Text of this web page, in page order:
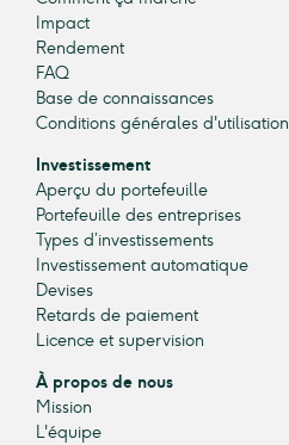
Impact
Rendement
FAQ
Base de connaissances
Conditions générales d'utilisation
Investissement
Aperçu du portefeuille
Portefeuille des entreprises
Types d’investissements
Investissement automatique
Devises
Retards de paiement
Licence et supervision
À propos de nous
Mission
L'équipe